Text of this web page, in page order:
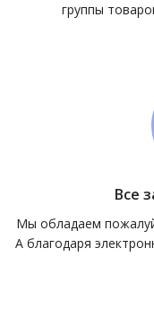
группы
Все
Мы обладаем
А благодаря